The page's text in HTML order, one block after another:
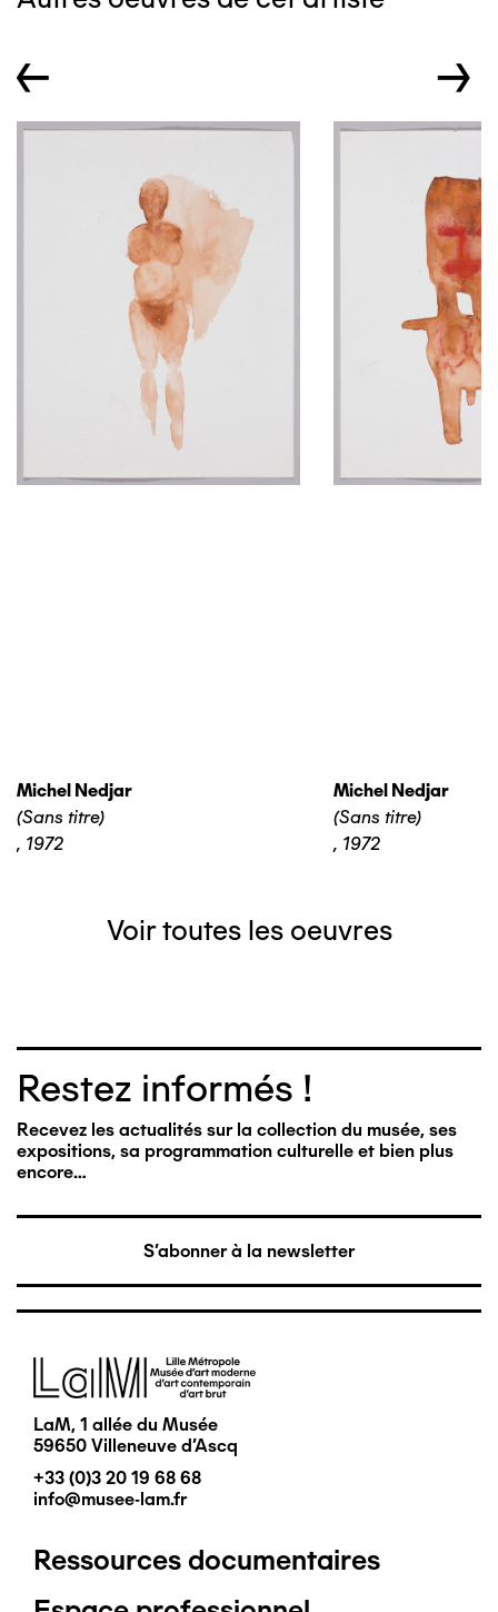
← →
Michel Nedjar
(Sans titre)
, 1972
Michel Nedjar
(Sans titre)
, 1972
Voir toutes les oeuvres
Restez informés !
Recevez les actualités sur la collection du musée, ses
expositions, sa programmation culturelle et bien plus
encore…
S'abonner à la newsletter
Image
LaM, 1 allée du Musée
59650 Villeneuve d'Ascq
+33 (0)3 20 19 68 68
info@musee-lam.fr
Pied
Ressources documentaires